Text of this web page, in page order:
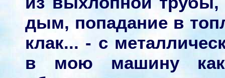
дым, попадание в
клак... - с
в мою машину